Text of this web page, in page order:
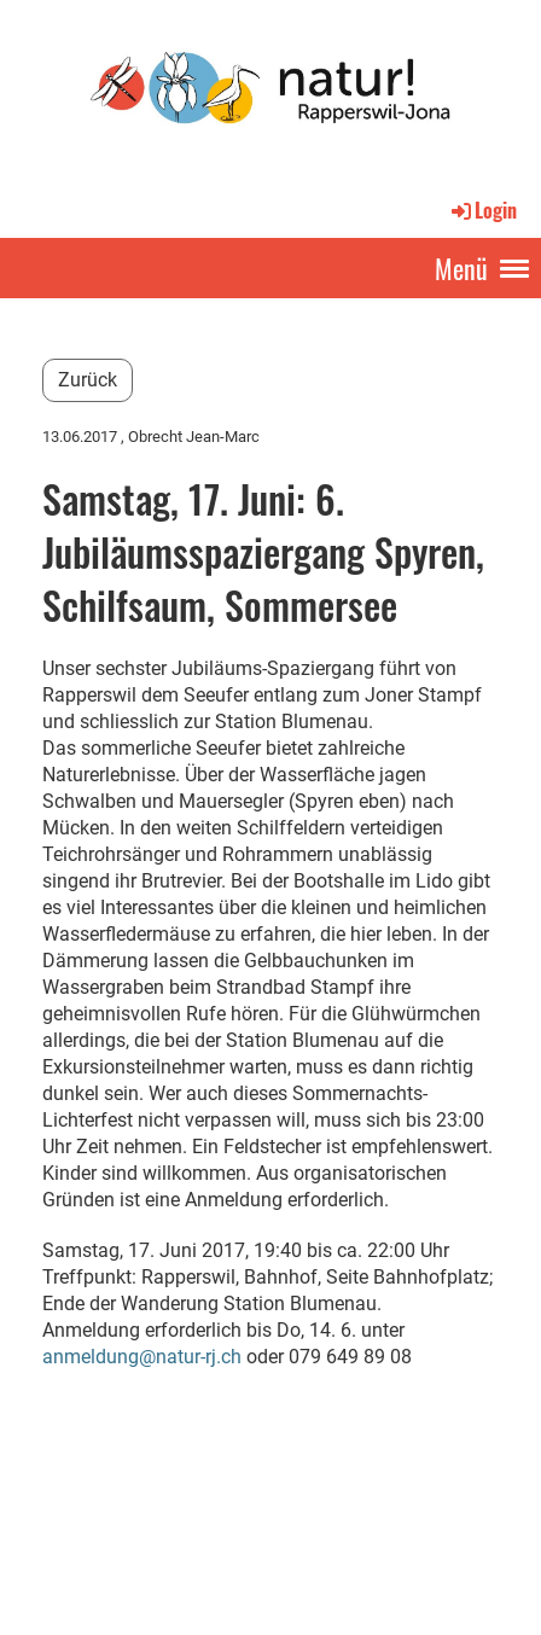
Login
Menü
Zurück
13.06.2017 , Obrecht Jean-Marc
Samstag, 17. Juni: 6.
Jubiläumsspaziergang Spyren,
Schilfsaum, Sommersee
Unser sechster Jubiläums-Spaziergang führt von
Rapperswil dem Seeufer entlang zum Joner Stampf
und schliesslich zur Station Blumenau.
Das sommerliche Seeufer bietet zahlreiche
Naturerlebnisse. Über der Wasserfläche jagen
Schwalben und Mauersegler (Spyren eben) nach
Mücken. In den weiten Schilffeldern verteidigen
Teichrohrsänger und Rohrammern unablässig
singend ihr Brutrevier. Bei der Bootshalle im Lido gibt
es viel Interessantes über die kleinen und heimlichen
Wasserfledermäuse zu erfahren, die hier leben. In der
Dämmerung lassen die Gelbbauchunken im
Wassergraben beim Strandbad Stampf ihre
geheimnisvollen Rufe hören. Für die Glühwürmchen
allerdings, die bei der Station Blumenau auf die
Exkursionsteilnehmer warten, muss es dann richtig
dunkel sein. Wer auch dieses Sommernachts-
Lichterfest nicht verpassen will, muss sich bis 23:00
Uhr Zeit nehmen. Ein Feldstecher ist empfehlenswert.
Kinder sind willkommen. Aus organisatorischen
Gründen ist eine Anmeldung erforderlich.
Samstag, 17. Juni 2017, 19:40 bis ca. 22:00 Uhr
Treffpunkt: Rapperswil, Bahnhof, Seite Bahnhofplatz;
Ende der Wanderung Station Blumenau.
Anmeldung erforderlich bis Do, 14. 6. unter
anmeldung@natur-rj.ch oder 079 649 89 08